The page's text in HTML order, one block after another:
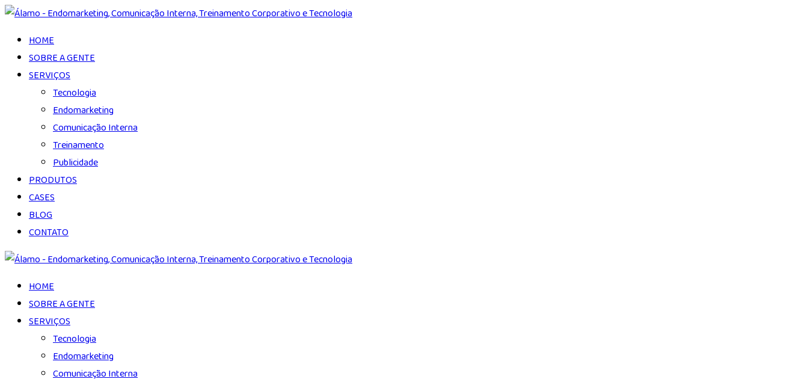
HOME
SOBRE A GENTE
SERVIÇOS
Tecnologia
Endomarketing
Comunicação Interna
Treinamento
Publicidade
PRODUTOS
CASES
BLOG
CONTATO
HOME
SOBRE A GENTE
SERVIÇOS
Tecnologia
Endomarketing
Comunicação Interna